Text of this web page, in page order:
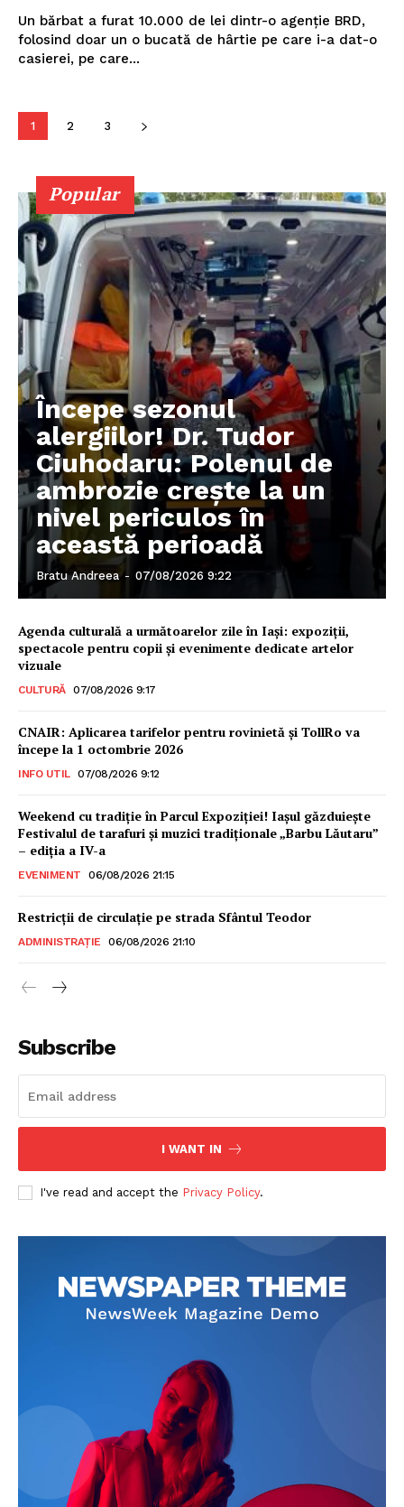
Utile
Publică gratuit anunțul tău!
Contact
Emisiuni
Prelucrarea datelor cu caracter personal
Un bărbat a furat 10.000 de lei dintr-o agenţie BRD,
folosind doar un o bucată de hârtie pe care i-a dat-o
casierei, pe care...
1 2 3
Popular
Începe sezonul
alergiilor! Dr. Tudor
Ciuhodaru: Polenul de
ambrozie crește la un
nivel periculos în
această perioadă
Bratu Andreea - 07/08/2026 9:22
Agenda culturală a următoarelor zile în Iași: expoziții,
spectacole pentru copii și evenimente dedicate artelor
vizuale
CULTURĂ 07/08/2026 9:17
CNAIR: Aplicarea tarifelor pentru rovinietă și TollRo va
începe la 1 octombrie 2026
INFO UTIL 07/08/2026 9:12
Weekend cu tradiție în Parcul Expoziției! Iașul găzduiește
Festivalul de tarafuri și muzici tradiționale „Barbu Lăutaru”
– ediția a IV-a
EVENIMENT 06/08/2026 21:15
Restricții de circulație pe strada Sfântul Teodor
ADMINISTRAȚIE 06/08/2026 21:10
Subscribe
I WANT IN
I've read and accept the Privacy Policy.